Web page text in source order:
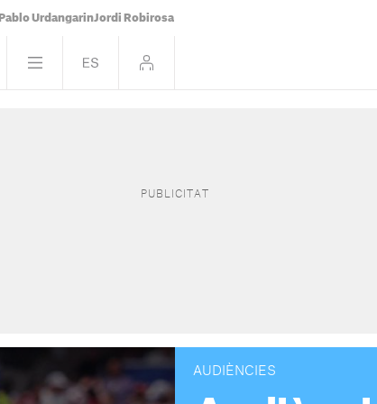
Pablo UrdangarinJordi Robirosa
AUDIÈNCIES